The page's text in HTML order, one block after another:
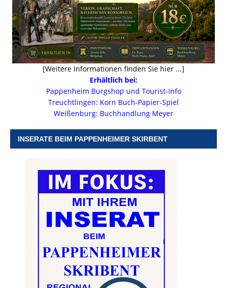
[Weitere Informationen finden Sie hier ...]
Erhältlich bei:
Pappenheim Burgshop und Tourist-Info
Treuchtlingen: Korn Buch-Papier-Spiel
Weißenburg: Buchhandlung Meyer
INSERATE BEIM PAPPENHEIMER SKIRBENT